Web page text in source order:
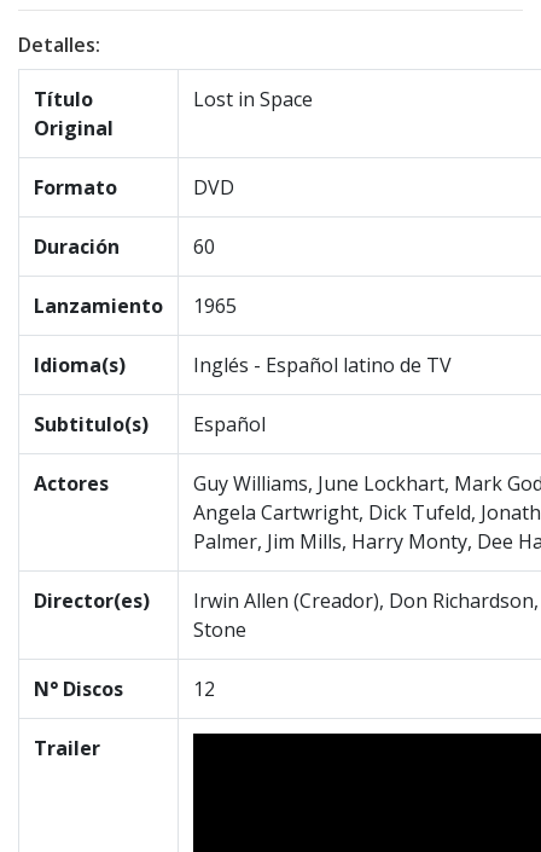
Detalles:
Título
Original
Lost in Space
Formato DVD
Duración 60
Lanzamiento 1965
Idioma(s) Inglés - Español latino de TV
Subtitulo(s) Español
Actores
Guy Williams, June Lockhart, Mark
Angela Cartwright, Dick Tufeld,
Palmer, Jim Mills, Harry Monty, Dee
Director(es)
Irwin Allen (Creador), Don
Stone
N° Discos 12
Trailer